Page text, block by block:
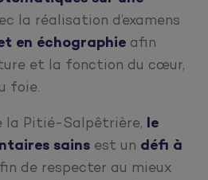
la réalisation d’examens
et en échographie afin
et la fonction du cœur,
foie.
la Pitié-Salpêtrière, le
sains est un défi à
de respecter au mieux